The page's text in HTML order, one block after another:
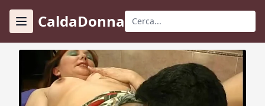
CaldaDonna